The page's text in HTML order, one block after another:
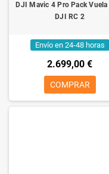
DJI Mavic 4 Pro Pack Vuela
DJI RC 2
Envío en 24-48 horas
2.699,00 €
COMPRAR